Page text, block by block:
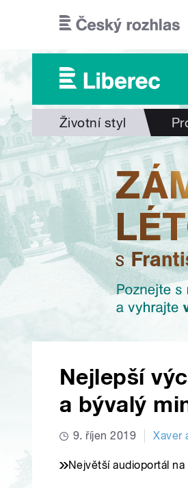
Životní styl
Nejlepší
a bývalý
9. říjen 2019 Xaver
Největší audioportál